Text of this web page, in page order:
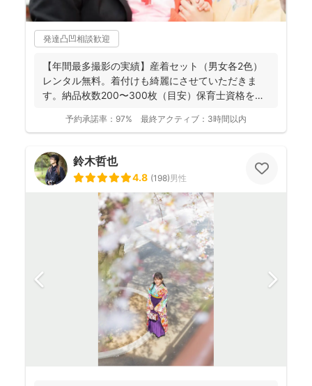
発達凸凹相談歓迎
【年間最多撮影の実績】産着セット（男女各2色）
レンタル無料。着付けも綺麗にさせていただきま
す。納品枚数200〜300枚（目安）保育士資格を持
予約承諾率： 97% 最終アクティブ： 3時間以内
鈴木哲也
4.8 (198)男性